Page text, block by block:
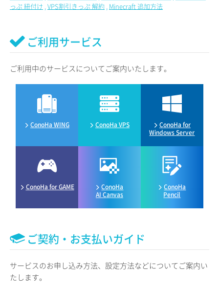
っぷ 紐付け VPS割引きっぷ 解約 Minecraft 追加方法
ご利用サービス
ご利用中のサービスについてご案内いたします。
ConoHa WING ConoHa VPS
ConoHa for
Windows Server
ConoHa for GAME
ConoHa
AI Canvas
ConoHa
Pencil
ご契約・お支払いガイド
サービスのお申し込み方法、設定方法などについてご案内い
たします。